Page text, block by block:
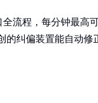
流程，每分钟最高
的纠偏装置能自动